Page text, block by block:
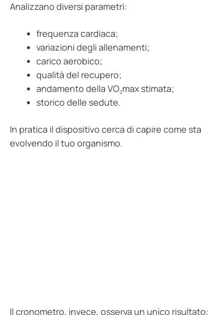
Analizzano diversi parametri:
frequenza cardiaca;
variazioni degli allenamenti;
carico aerobico;
qualità del recupero;
andamento della VO₂max stimata;
storico delle sedute.
In pratica il dispositivo cerca di capire come sta
evolvendo il tuo organismo.
Il cronometro, invece, osserva un unico risultato: